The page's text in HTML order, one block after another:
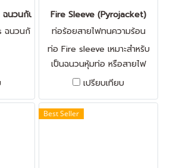
นวนกันฝุ่น
ฉนวนกั
Fire Sleeve (Pyrojacket)
ท่อร้อยสายไฟทนความร้อน
ท่อ Fire sleeve เหมาะสำหรับ
เป็นฉนวนหุ้มท่อ หรือสายไฟ
ป้องกันความร้อน การขีดข่วน
Pyrojacket & Fibre glass ทน
เปรียบเทียบ
Best Seller